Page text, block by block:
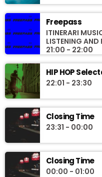
Freepass
ITINERARI
LISTENING AND
21:00 - 22:00
HIP HOP
22:01 - 23:30
Closing Time
23:31 - 00:00
Closing Time
00:00 - 01:00